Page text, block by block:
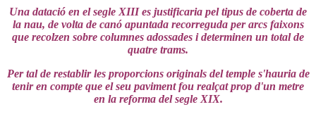
Una datació en el segle XIII es justificaria pel tipus de coberta de
la nau, de volta de canó apuntada recorreguda per arcs faixons
que recolzen sobre columnes adossades i determinen un total de
quatre trams.
Per tal de restablir les proporcions originals del temple s'hauria de
tenir en compte que el seu paviment fou realçat prop d'un metre
en la reforma del segle XIX.